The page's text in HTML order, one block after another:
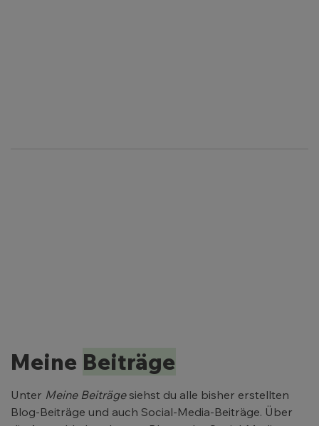
Meine Beiträge
Unter Meine Beiträgesiehst du alle bisher erstellten
Blog-Beiträge und auch Social-Media-Beiträge. Über